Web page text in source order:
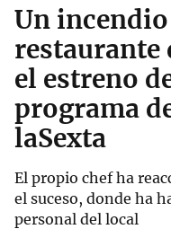
Un
restaurante
el estreno
programa
laSexta
El propio chef ha
el suceso, donde ha
personal del local